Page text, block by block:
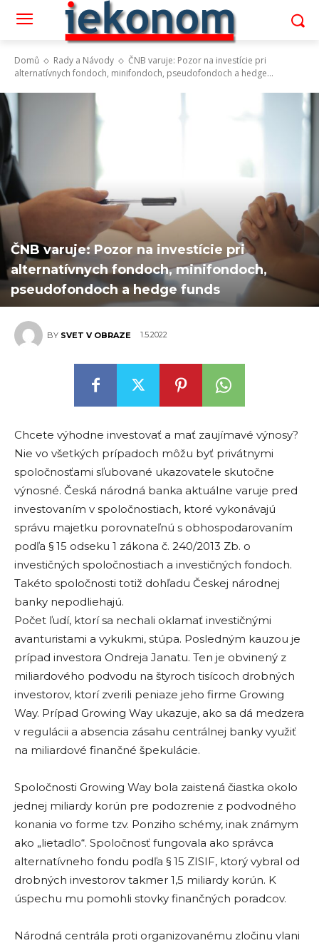
Domů Rady a Návody
ČNB varuje: Pozor na investície pri
alternatívnych fondoch, minifondoch, pseudofondoch a hedge...
ČNB varuje: Pozor na investície pri
alternatívnych fondoch, minifondoch,
pseudofondoch a hedge funds
BY SVET V OBRAZE 1.5.2022
Chcete výhodne investovať a mať zaujímavé výnosy?
Nie vo všetkých prípadoch môžu byť privátnymi
spoločnosťami sľubované ukazovatele skutočne
výnosné. Česká národná banka aktuálne varuje pred
investovaním v spoločnostiach, ktoré vykonávajú
správu majetku porovnateľnú s obhospodarovaním
podľa § 15 odseku 1 zákona č. 240/2013 Zb. o
investičných spoločnostiach a investičných fondoch.
Takéto spoločnosti totiž dohľadu Českej národnej
banky nepodliehajú.
Počet ľudí, ktorí sa nechali oklamať investičnými
avanturistami a vykukmi, stúpa. Posledným kauzou je
prípad investora Ondreja Janatu. Ten je obvinený z
miliardového podvodu na štyroch tisícoch drobných
investorov, ktorí zverili peniaze jeho firme Growing
Way. Prípad Growing Way ukazuje, ako sa dá medzera
v regulácii a absencia zásahu centrálnej banky využiť
na miliardové finančné špekulácie.
Spoločnosti Growing Way bola zaistená čiastka okolo
jednej miliardy korún pre podozrenie z podvodného
konania vo forme tzv. Ponziho schémy, inak známym
ako „lietadlo“. Spoločnosť fungovala ako správca
alternatívneho fondu podľa § 15 ZISIF, ktorý vybral od
drobných investorov takmer 1,5 miliardy korún. K
úspechu mu pomohli stovky finančných poradcov.
Národná centrála proti organizovanému zločinu vlani